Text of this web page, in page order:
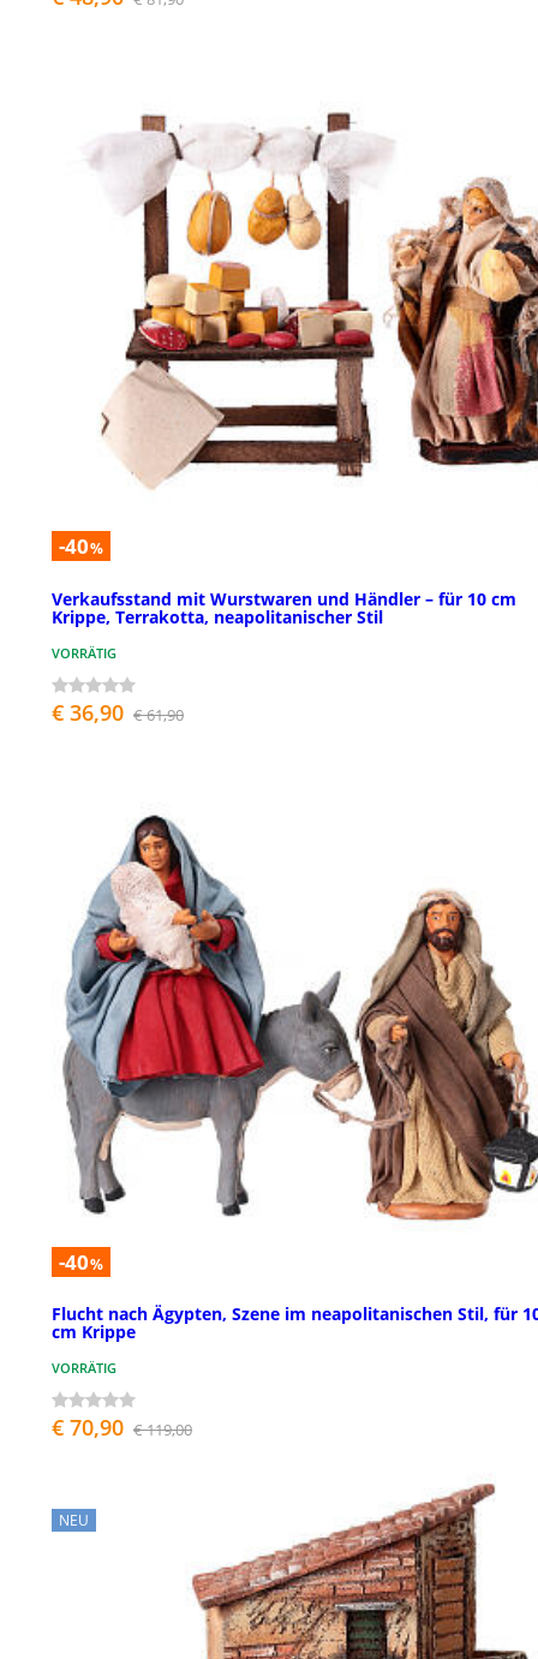
-40%
Verkaufsstand mit Wurstwaren und Händler – für 10 cm
Krippe, Terrakotta, neapolitanischer Stil
VORRÄTIG
€ 36,90 € 61,90
-40%
Flucht nach Ägypten, Szene im neapolitanischen Stil, für
cm Krippe
VORRÄTIG
€ 70,90 € 119,00
NEU